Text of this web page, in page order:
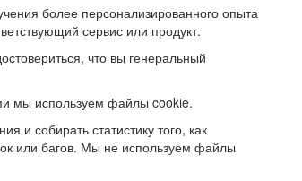
более персонализированного опыта
сервис или продукт.
что вы генеральный
мы используем файлы cookie.
и собирать статистику того, как
или багов. Мы не используем файлы